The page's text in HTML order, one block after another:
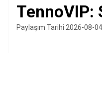
TennoVIP:
Paylaşım Tarihi 2026-08-